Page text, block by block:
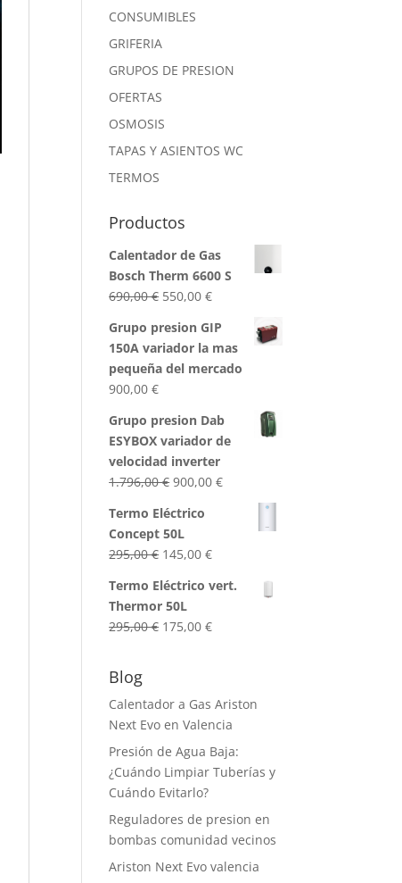
CONSUMIBLES
GRIFERIA
GRUPOS DE PRESION
OFERTAS
OSMOSIS
TAPAS Y ASIENTOS WC
TERMOS
Productos
Calentador de Gas
Bosch Therm 6600 S
690,00€ El
original
era:
690,00 €.
550,00€El
actual
es:
550,00 €.
Grupo presion GIP
150A variador la mas
pequeña del mercado
900,00€
Grupo presion Dab
ESYBOX variador de
velocidad inverter
1.796,00€ El
original
era:
1.796,00 €.
900,00€El
precio
Termo Eléctrico
Concept 50L
295,00€ El
original
era:
295,00 €.
145,00€El
actual
145,00 €.
Termo Eléctrico vert.
Thermor 50L
295,00€ El
295,00 €.
175,00€El
175,00 €.
Blog
Calentador a Gas Ariston
Next Evo en Valencia
Presión de Agua Baja:
¿Cuándo Limpiar Tuberías y
Cuándo Evitarlo?
Reguladores de presion en
bombas comunidad vecinos
Ariston Next Evo valencia